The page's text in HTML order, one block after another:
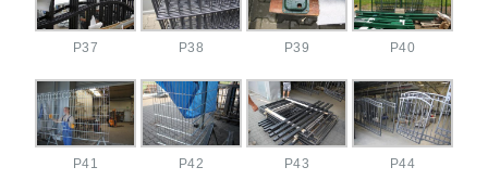
P37 P38 P39 P40
P41 P42 P43 P44